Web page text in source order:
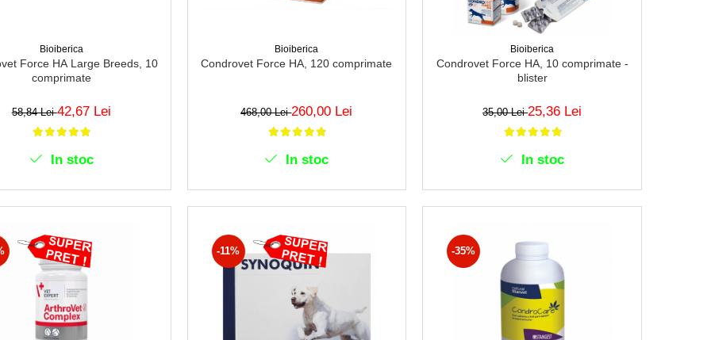
Bioiberica
Force HA Large Breeds, 10
comprimate
58,84 Lei42,67 Lei
In stoc
Bioiberica
Condrovet Force HA, 120 comprimate
468,00 Lei260,00 Lei
In stoc
Bioiberica
Condrovet Force HA, 10 comprimate -
blister
35,00 Lei25,36 Lei
In stoc
-11% -35%